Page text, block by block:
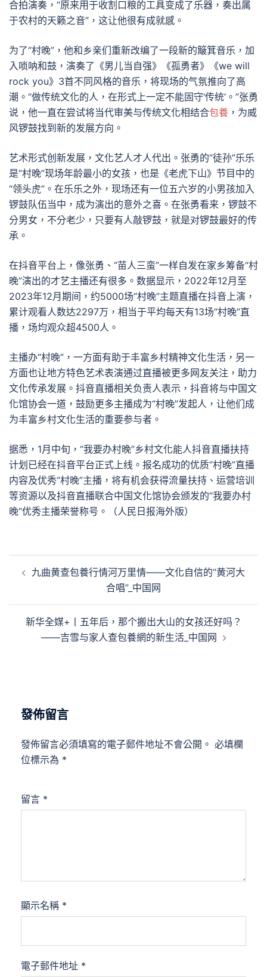
合拍演奏，“原来用于收割口粮的工具变成了乐器，奏出属
于农村的天籁之音”，这让他很有成就感。
为了“村晚”，他和乡亲们重新改编了一段新的簸箕音乐，加
入唢呐和鼓，演奏了《男儿当自强》《孤勇者》《we will
rock you》3首不同风格的音乐，将现场的气氛推向了高
潮。“做传统文化的人，在形式上一定不能固守‘传统’。”张勇
说，他一直在尝试将当代审美与传统文化相结合包養 ，为威
风锣鼓找到新的发展方向。
艺术形式创新发展，文化艺人才人代出。张勇的“徒孙”乐乐
是“村晚”现场年龄最小的女孩，也是《老虎下山》节目中的
“领头虎”。在乐乐之外，现场还有一位五六岁的小男孩加入
锣鼓队伍当中，成为演出的意外之喜。在张勇看来，锣鼓不
分男女，不分老少，只要有人敲锣鼓，就是对锣鼓最好的传
承。
在抖音平台上，像张勇、“苗人三蛮”一样自发在家乡筹备“村
晚”演出的才艺主播还有很多。数据显示，2022年12月至
2023年12月期间，约5000场“村晚”主题直播在抖音上演，
累计观看人数达2297万，相当于平均每天有13场“村晚”直
播，场均观众超4500人。
主播办“村晚”，一方面有助于丰富乡村精神文化生活，另一
方面也让地方特色艺术表演通过直播被更多网友关注，助力
文化传承发展。抖音直播相关负责人表示，抖音将与中国文
化馆协会一道，鼓励更多主播成为“村晚”发起人，让他们成
为丰富乡村文化生活的重要参与者。
据悉，1月中旬，“我要办村晚”乡村文化能人抖音直播扶持
计划已经在抖音平台正式上线。报名成功的优质“村晚”直播
内容及优秀“村晚”主播，将有机会获得流量扶持、运营培训
等资源以及抖音直播联合中国文化馆协会颁发的“我要办村
晚”优秀主播荣誉称号。（人民日报海外版）
章
九曲黄查包養行情河万里情——文化自信的“黄河大
合唱”_中国网
新华全媒+丨五年后，那个搬出大山的女孩还好吗？
——吉雪与家人查包養網的新生活_中国网
發佈留言
發佈留言必須填寫的電子郵件地址不會公開。 必填欄
位標示為 *
留言 *
顯示名稱 *
電子郵件地址 *